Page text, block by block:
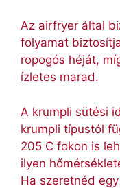
Az airfryer által
folyamat
ropogós héját,
ízletes marad.
A krumpli sütési
krumpli típustól
205 C fokon is
ilyen
Ha szeretnéd